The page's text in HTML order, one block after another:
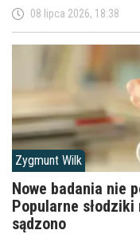
08 lipca 2026, 18:38
Zygmunt Wilk
Nowe badania nie
Popularne
sądzono